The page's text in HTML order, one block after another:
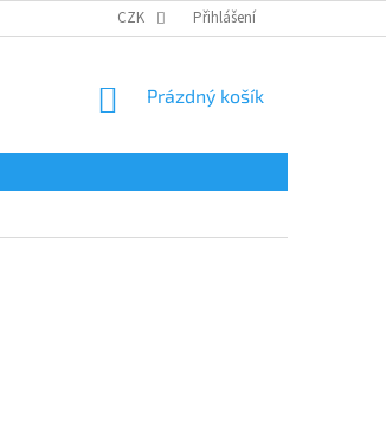
OBCHODNÍ PODMÍNKY OCHRANA OSOBNÍCH
CZK Přihlášení
NÁKUPNÍ
Prázdný košík